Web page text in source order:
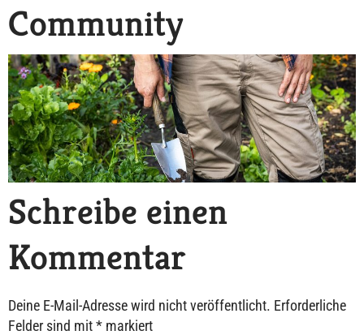
Community
Schreibe einen
Kommentar
Deine E-Mail-Adresse wird nicht veröffentlicht. Erforderliche
Felder sind mit* markiert